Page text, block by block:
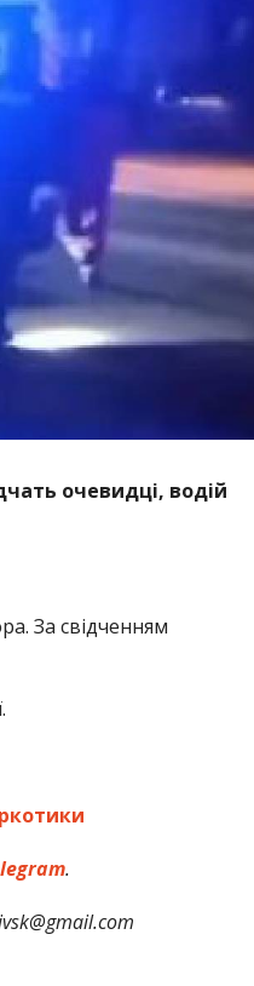
очевидці, водій
За свідченням
.